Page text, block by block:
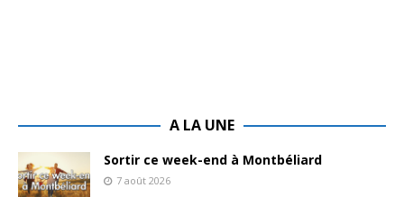
A LA UNE
Sortir ce week-end à Montbéliard
7 août 2026